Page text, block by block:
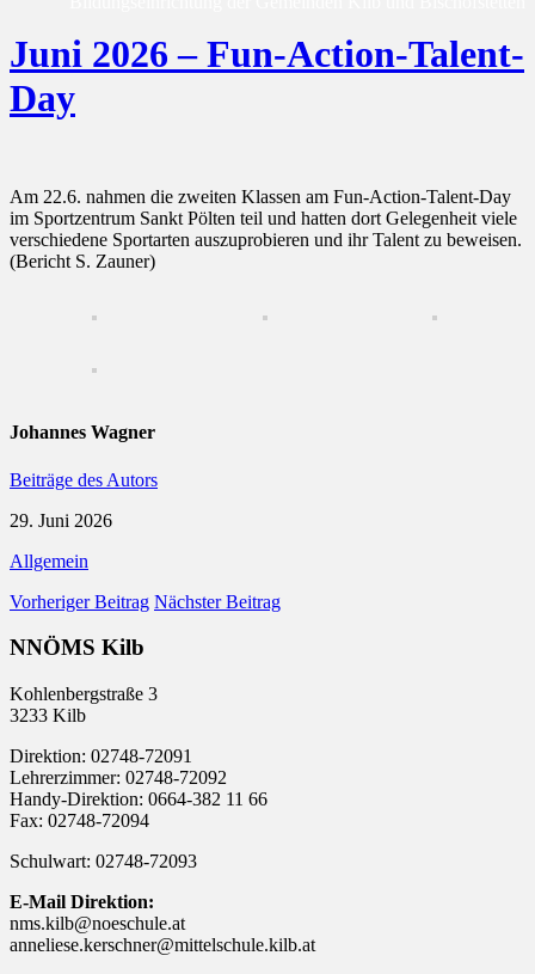
Juni 2026 – Fun-Action-Talent-
Day
Am 22.6. nahmen die zweiten Klassen am Fun-Action-Talent-Day
im Sportzentrum Sankt Pölten teil und hatten dort Gelegenheit viele
verschiedene Sportarten auszuprobieren und ihr Talent zu beweisen.
(Bericht S. Zauner)
Johannes Wagner
Beiträge des Autors
29. Juni 2026
Allgemein
Vorheriger Beitrag Nächster Beitrag
NNÖMS Kilb
Kohlenbergstraße 3
3233 Kilb
Direktion: 02748-72091
Lehrerzimmer: 02748-72092
Handy-Direktion: 0664-382 11 66
Fax: 02748-72094
Schulwart: 02748-72093
E-Mail Direktion:
nms.kilb@noeschule.at
anneliese.kerschner@mittelschule.kilb.at